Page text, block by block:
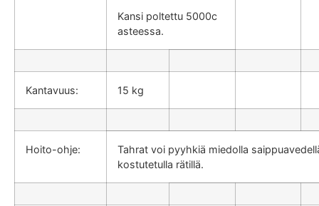
Kansi poltettu 5000c
asteessa.
Kantavuus: 15 kg
Hoito-ohje:
Tahrat voi pyyhkiä miedolla
kostutetulla rätillä.